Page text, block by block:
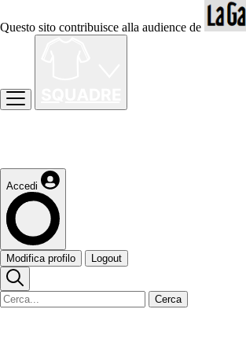
Questo sito contribuisce alla audience de
Accedi
Modifica profilo Logout
Cerca